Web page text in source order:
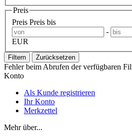
Preis
Preis Preis bis
-
EUR
Filtern Zurücksetzen
Fehler beim Abrufen der verfügbaren
Konto
Als Kunde registrieren
Ihr Konto
Merkzettel
Mehr über...